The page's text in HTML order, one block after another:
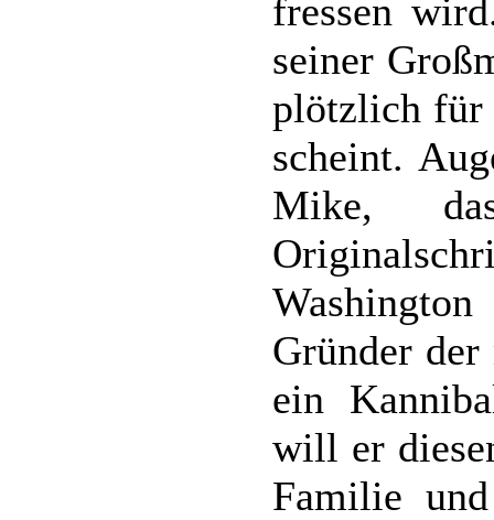
fressen
seiner
plötzlich für
scheint.
Mike,
Gründer der
ein
will er
Familie